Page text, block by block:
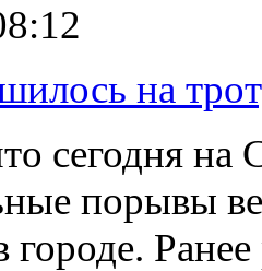
на
сегодня на
порывы
городе.